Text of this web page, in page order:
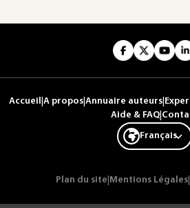
Accueil A propos Annuaire auteurs
Aide & FAQ|
Français
Plan du site Mentions Légales